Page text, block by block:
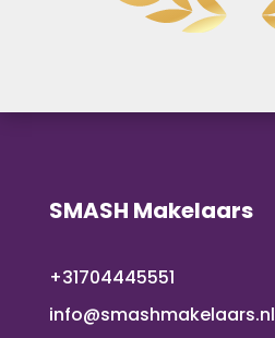
SMASH Makelaars
+31704445551
info@smashmakelaars.nl